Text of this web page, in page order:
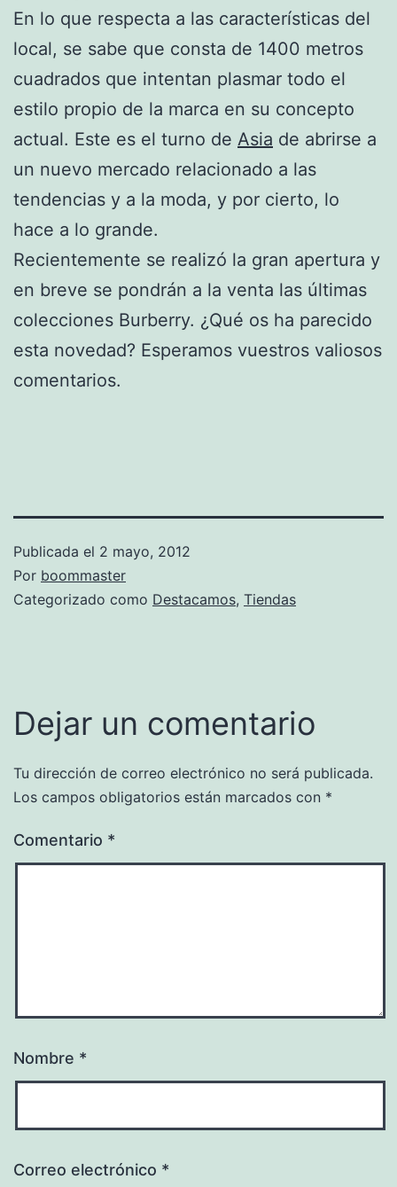
En lo que respecta a las características del
local, se sabe que consta de 1400 metros
cuadrados que intentan plasmar todo el
estilo propio de la marca en su concepto
actual. Este es el turno de Asia de abrirse a
un nuevo mercado relacionado a las
tendencias y a la moda, y por cierto, lo
hace a lo grande.
Recientemente se realizó la gran apertura y
en breve se pondrán a la venta las últimas
colecciones Burberry. ¿Qué os ha parecido
esta novedad? Esperamos vuestros valiosos
comentarios.
Publicada el 2 mayo, 2012
Por boommaster
Categorizado como Destacamos, Tiendas
Dejar un comentario
Tu dirección de correo electrónico no será publicada.
Los campos obligatorios están marcados con *
Comentario *
Nombre *
Correo electrónico *